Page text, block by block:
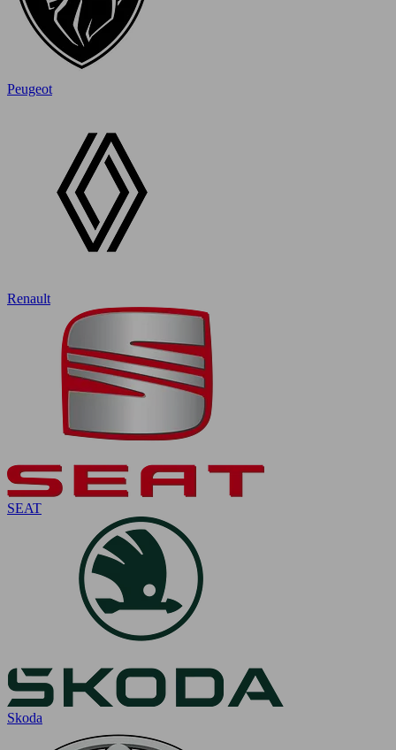
Peugeot
Renault
SEAT
Skoda